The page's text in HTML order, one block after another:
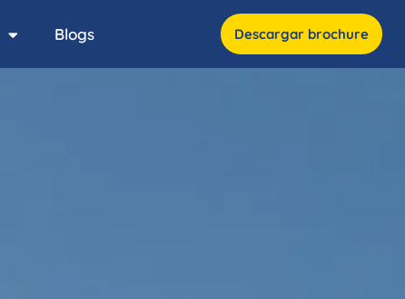
Blogs Descargar brochure